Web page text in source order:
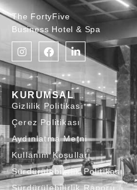
The FortyFive
Business Hotel & Spa
KURUMSAL
Gizlilik Politikası
Çerez Politikası
Aydınlatma Metni
Kullanım Koşulları
Sürdürülebilirlik Politikası
Sürdürülebilirlik Raporu